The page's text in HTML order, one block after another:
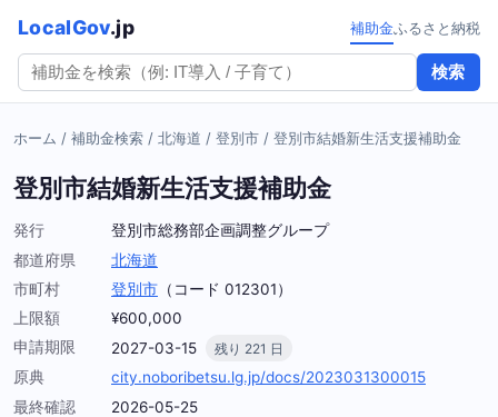
LocalGov.jp
検索
補助金ふるさと納税
ホーム / 補助金検索 / 北海道 / 登別市 / 登別市結婚新生活支援補助金
登別市結婚新生活支援補助金
発行
登別市総務部企画調整グループ
都道府県
北海道
市町村
登別市 （コード 012301）
上限額
¥600,000
申請期限
2027-03-15 残り 221 日
原典
city.noboribetsu.lg.jp/docs/2023031300015
最終確認
2026-05-25